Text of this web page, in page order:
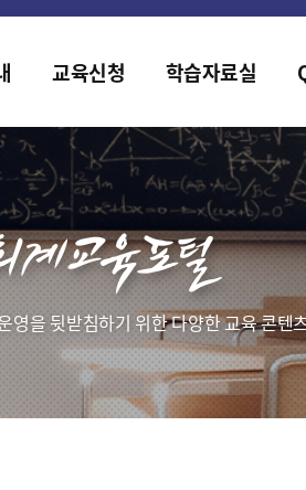
편되었습니다.
교육신청 학습자료실
영을 뒷받침하기 위한 다양한 교육 콘텐